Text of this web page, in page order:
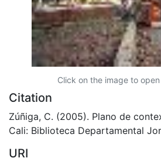
Click on the image to
Citation
Zúñiga, C. (2005). Plano de
Cali: Biblioteca Departamental
URI